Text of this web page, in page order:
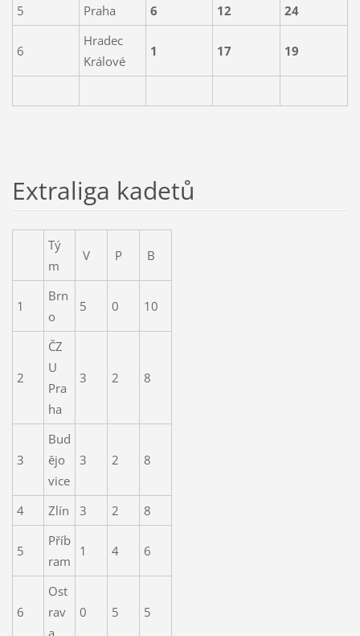
5
Praha 6 12 24
6
Hradec
Králové
1 17 19
Extraliga kadetů
Tý
m
V P B
1
Brn
o
5 0 10
2
ČZ
U
Pra
ha
3 2 8
3
Bud
ějo
vice
3 2 8
4 Zlín 3 2 8
5
Příb
ram
1 4 6
6
Ost
rav
a
0 5 5